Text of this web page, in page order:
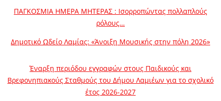
ΠΑΓΚΟΣΜΙΑ ΗΜΕΡΑ ΜΗΤΕΡΑΣ : Ισορροπώντας πολλαπλούς
ρόλους…
Δημοτικό Ωδείο Λαμίας: «Άνοιξη Μουσικής στην πόλη 2026»
Έναρξη περιόδου εγγραφών στους Παιδικούς και
Βρεφονηπιακούς Σταθμούς του Δήμου Λαμιέων για το σχολικό
έτος 2026-2027